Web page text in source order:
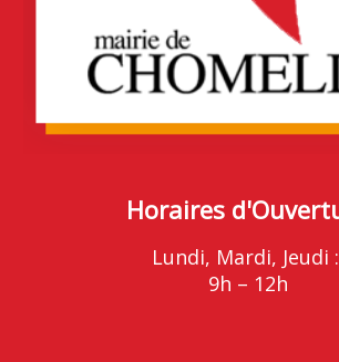
Horaires
Lundi, Mardi, Jeudi :
9h – 12h